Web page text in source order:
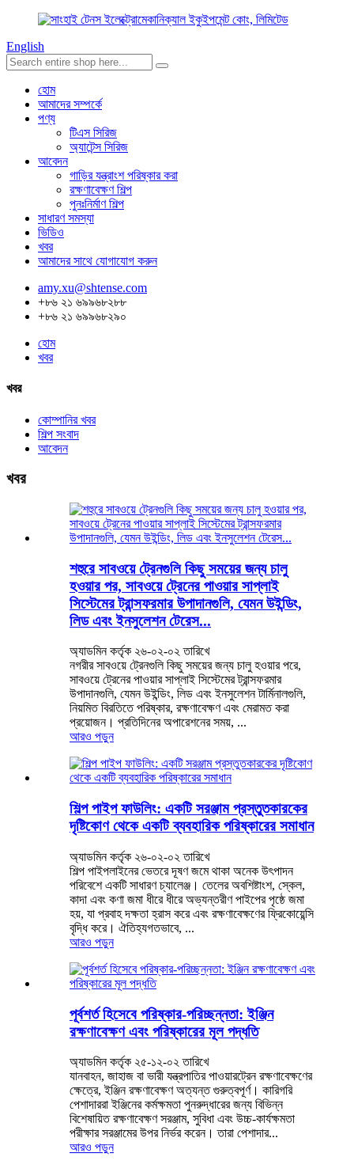
English
হোম
আমাদের সম্পর্কে
পণ্য
টিএস সিরিজ
অ্যাটেন্স সিরিজ
আবেদন
গাড়ির যন্ত্রাংশ পরিষ্কার করা
রক্ষণাবেক্ষণ শিল্প
পুনঃনির্মাণ শিল্প
সাধারণ সমস্যা
ভিডিও
খবর
আমাদের সাথে যোগাযোগ করুন
amy.xu@shtense.com
+৮৬ ২১ ৬৯৯৬৮২৮৮
+৮৬ ২১ ৬৯৯৬৮২৯০
হোম
খবর
খবর
কোম্পানির খবর
শিল্প সংবাদ
আবেদন
খবর
শহুরে সাবওয়ে ট্রেনগুলি কিছু সময়ের জন্য চালু
হওয়ার পর, সাবওয়ে ট্রেনের পাওয়ার সাপ্লাই
সিস্টেমের ট্রান্সফরমার উপাদানগুলি, যেমন উইন্ডিং,
লিড এবং ইনসুলেশন টেরেস...
অ্যাডমিন কর্তৃক ২৬-০২-০২ তারিখে
নগরীর সাবওয়ে ট্রেনগুলি কিছু সময়ের জন্য চালু হওয়ার পরে,
সাবওয়ে ট্রেনের পাওয়ার সাপ্লাই সিস্টেমের ট্রান্সফরমার
উপাদানগুলি, যেমন উইন্ডিং, লিড এবং ইনসুলেশন টার্মিনালগুলি,
নিয়মিত বিরতিতে পরিষ্কার, রক্ষণাবেক্ষণ এবং মেরামত করা
প্রয়োজন। প্রতিদিনের অপারেশনের সময়, ...
আরও পড়ুন
শিল্প পাইপ ফাউলিং: একটি সরঞ্জাম প্রস্তুতকারকের
দৃষ্টিকোণ থেকে একটি ব্যবহারিক পরিষ্কারের সমাধান
অ্যাডমিন কর্তৃক ২৬-০২-০২ তারিখে
শিল্প পাইপলাইনের ভেতরে দূষণ জমে থাকা অনেক উৎপাদন
পরিবেশে একটি সাধারণ চ্যালেঞ্জ। তেলের অবশিষ্টাংশ, স্কেল,
কাদা এবং কণা জমা ধীরে ধীরে অভ্যন্তরীণ পাইপের পৃষ্ঠে জমা
হয়, যা প্রবাহ দক্ষতা হ্রাস করে এবং রক্ষণাবেক্ষণের ফ্রিকোয়েন্সি
বৃদ্ধি করে। ঐতিহ্যগতভাবে, ...
আরও পড়ুন
পূর্বশর্ত হিসেবে পরিষ্কার-পরিচ্ছন্নতা: ইঞ্জিন
রক্ষণাবেক্ষণ এবং পরিষ্কারের মূল পদ্ধতি
অ্যাডমিন কর্তৃক ২৫-১২-০২ তারিখে
যানবাহন, জাহাজ বা ভারী যন্ত্রপাতির পাওয়ারট্রেন রক্ষণাবেক্ষণের
ক্ষেত্রে, ইঞ্জিন রক্ষণাবেক্ষণ অত্যন্ত গুরুত্বপূর্ণ। কারিগরি
পেশাদাররা ইঞ্জিনের কর্মক্ষমতা পুনরুদ্ধারের জন্য বিভিন্ন
বিশেষায়িত রক্ষণাবেক্ষণ সরঞ্জাম, সুবিধা এবং উচ্চ-কার্যক্ষমতা
পরীক্ষার সরঞ্জামের উপর নির্ভর করেন। তারা পেশাদার...
আরও পড়ুন